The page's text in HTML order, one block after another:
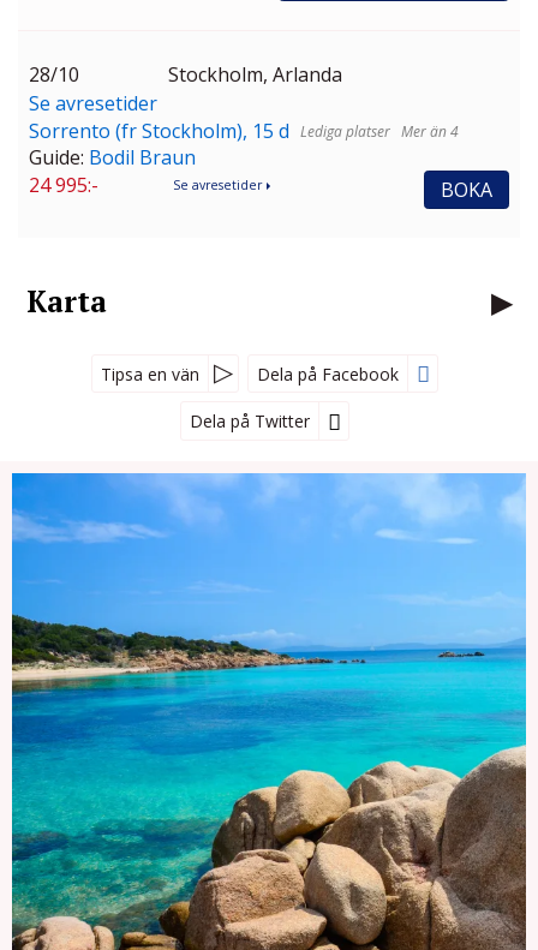
28/10
Se avresetider
Stockholm, Arlanda
Sorrento (fr Stockholm), 15 d
Guide: Bodil Braun
Mer än 4
24 995:- BOKA
Se avresetider
Karta
Tipsa en vän Dela på Facebook
Dela på Twitter